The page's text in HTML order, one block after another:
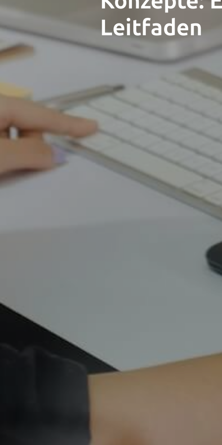
Leitfaden